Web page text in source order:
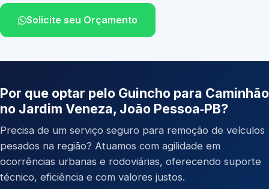
Solicite seu Orçamento
Por que optar pelo Guincho para Caminhão
no Jardim Veneza, João Pessoa‑PB?
Precisa de um serviço seguro para remoção de veículos
pesados na região? Atuamos com agilidade em
ocorrências urbanas e rodoviárias, oferecendo suporte
técnico, eficiência e com valores justos.